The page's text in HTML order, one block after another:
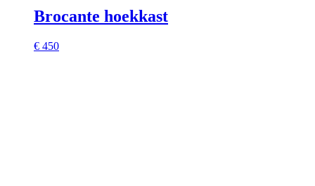
Brocante hoekkast
€ 450